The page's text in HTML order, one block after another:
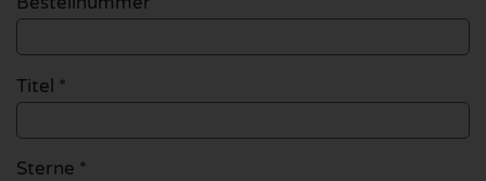
Titel *
Sterne *